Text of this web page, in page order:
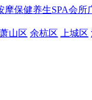
保健养生SPA会
萧山区 余杭区 上城区